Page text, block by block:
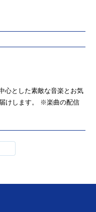
心とした素敵な音楽とお気
けします。 ※楽曲の配信